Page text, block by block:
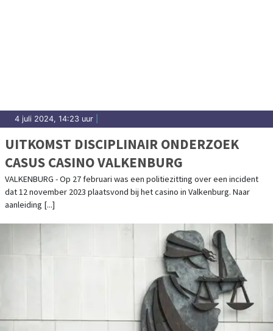
4 juli 2024, 14:23 uur
UITKOMST DISCIPLINAIR ONDERZOEK
CASUS CASINO VALKENBURG
VALKENBURG - Op 27 februari was een politiezitting over een incident
dat 12 november 2023 plaatsvond bij het casino in Valkenburg. Naar
aanleiding [...]